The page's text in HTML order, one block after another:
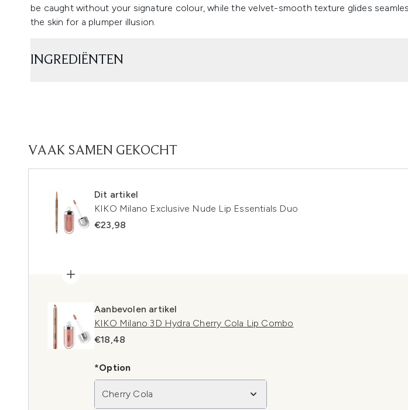
be caught without your signature colour, while the velvet-smooth texture glides
the skin for a plumper illusion.
INGREDIËNTEN
VAAK SAMEN GEKOCHT
Dit artikel
KIKO Milano Exclusive Nude Lip Essentials Duo
€23,98
Aanbevolen artikel
KIKO Milano 3D Hydra Cherry Cola Lip Combo
€18,48
*Option
Cherry Cola